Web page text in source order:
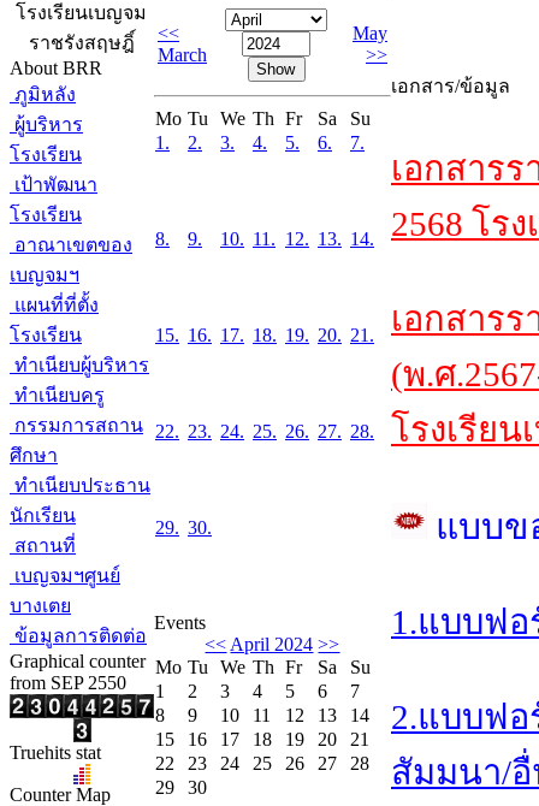
โรงเรียนเบญจม
ราชรังสฤษฎิ์
About BRR
ภูมิหลัง
ผู้บริหาร
โรงเรียน
เป้าพัฒนา
โรงเรียน
อาณาเขตของ
เบญจมฯ
แผนที่ที่ตั้ง
โรงเรียน
ทำเนียบผู้บริหาร
ทำเนียบครู
กรรมการสถาน
ศึกษา
ทำเนียบประธาน
นักเรียน
สถานที่
เบญจมฯศูนย์
บางเตย
ข้อมูลการติดต่อ
Graphical counter
from SEP 2550
Truehits stat
Counter Map
<<
March
May
>>
Mo Tu We Th Fr Sa
Su
1.
2. 3. 4. 5. 6. 7.
8. 9. 10. 11. 12. 13. 14.
15. 16. 17. 18. 19. 20. 21.
22. 23. 24. 25. 26. 27. 28.
29. 30.
Events
<< April 2024 >>
Mo Tu We Th Fr Sa
Su
1
2 3 4 5 6
7
8
9 10 11 12 13
14
15
16 17 18 19 20
21
22
23 24 25 26 27
28
29
30
เอกสาร/ข้อมูล
เอกสาร
2568 โร
เอกสาร
(พ.ศ
โรงเรีย
แบบข
1.แบบฟ
2.แบบฟ
สัมมนา/